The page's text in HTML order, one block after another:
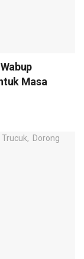
Masa